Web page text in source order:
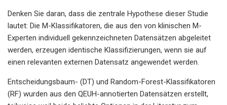
Denken Sie daran, dass die zentrale Hypothese dieser Studie
lautet: Die M-Klassifikatoren, die aus den von klinischen M-
Experten individuell gekennzeichneten Datensätzen abgeleitet
werden, erzeugen identische Klassifizierungen, wenn sie auf
einen relevanten externen Datensatz angewendet werden.
Entscheidungsbaum- (DT) und Random-Forest-Klassifikatoren
(RF) wurden aus den QEUH-annotierten Datensätzen erstellt,